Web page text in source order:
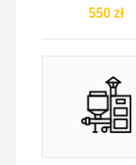
550 zł